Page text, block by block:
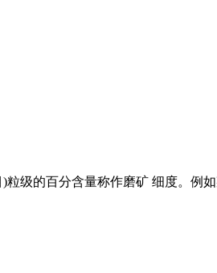
级的百分含量称作磨矿 细度。例